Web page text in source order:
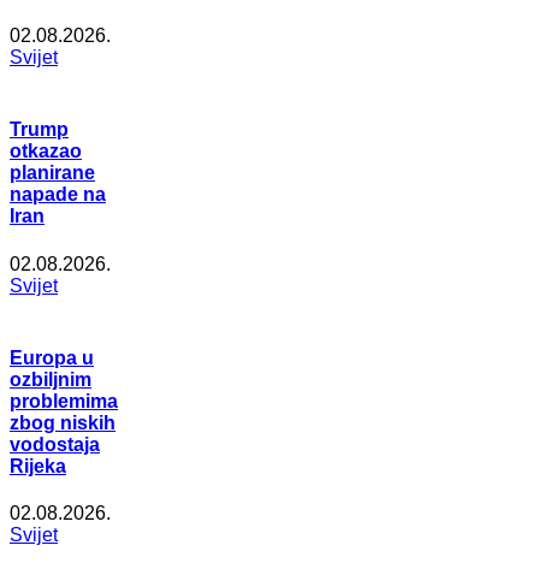
02.08.2026.
Svijet
Trump
otkazao
planirane
napade na
Iran
02.08.2026.
Svijet
Europa u
ozbiljnim
problemima
zbog niskih
vodostaja
Rijeka
02.08.2026.
Svijet